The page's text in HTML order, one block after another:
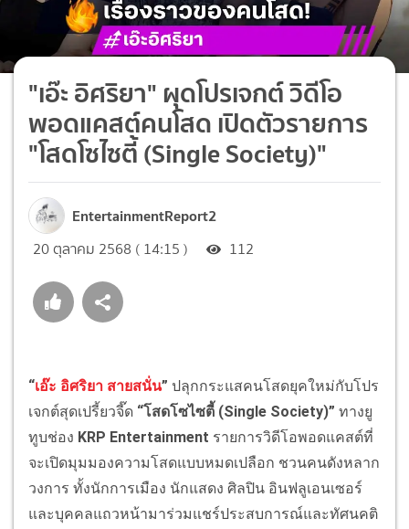
"เอ๊ะ อิศริยา" ผุดโปรเจกต์ วิดีโอ
พอดแคสต์คนโสด เปิดตัวรายการ
"โสดโซไซตี้ (Single Society)"
EntertainmentReport2
20 ตุลาคม 2568 ( 14:15 ) 112
“เอ๊ะ อิศริยา สายสนั่น” ปลุกกระแสคนโสดยุคใหม่กับโปร
เจกต์สุดเปรี้ยวจี๊ด “โสดโซไซตี้ (Single Society)” ทางยู
ทูบช่อง KRP Entertainment รายการวิดีโอพอดแคสต์ที่
จะเปิดมุมมองความโสดแบบหมดเปลือก ชวนคนดังหลาก
วงการ ทั้งนักการเมือง นักแสดง ศิลปิน อินฟลูเอนเซอร์
และบุคคลแถวหน้ามาร่วมแชร์ประสบการณ์และทัศนคติ